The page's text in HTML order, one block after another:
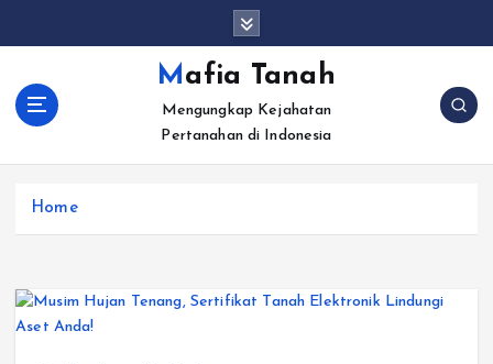
c
Mafia Tanah
Mengungkap Kejahatan
Pertanahan di Indonesia
Home